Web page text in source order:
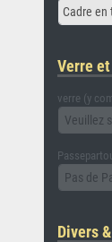
Cadre en
Verre
verre (y
Veuillez
Pas de
Divers